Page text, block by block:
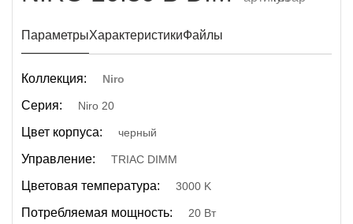
ПараметрыХарактеристикиФайлы
Коллекция: Niro
Серия: Niro 20
Цвет корпуса: черный
Управление: TRIAC DIMM
Цветовая температура: 3000 K
Потребляемая мощность: 20 Вт